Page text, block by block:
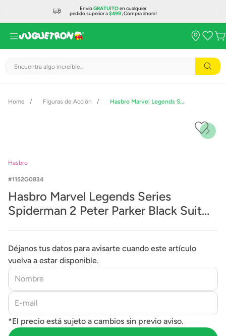
EnvíoGRATUITOen cualquier
pedido superior a$499¡Compra ahora!
Encuentra algo increíble...
Figuras de Acción Hasbro Marvel Legends Series Spiderman 2 Peter Parker Black Suit G0834
Hasbro
1152G0834
Hasbro Marvel Legends Series
Spiderman 2 Peter Parker Black Suit
Déjanos tus datos para avisarte cuando este artículo
vuelva a estar disponible.